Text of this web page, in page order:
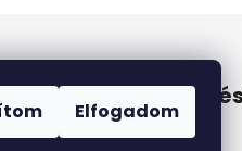
Elfogadom
Online
biztosítunk